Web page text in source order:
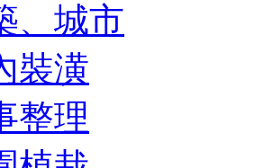
、城市
裝潢
整理